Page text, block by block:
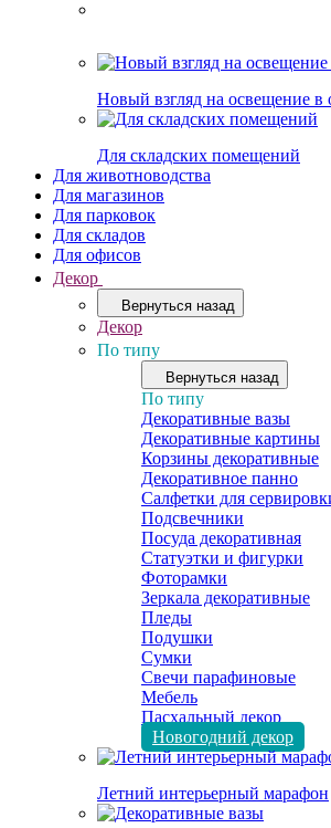
Новый взгляд на освещение в
Для складских помещений
Для животноводства
Для магазинов
Для парковок
Для складов
Для офисов
Декор
Вернуться назад
Декор
По типу
Вернуться назад
По типу
Декоративные вазы
Декоративные картины
Корзины декоративные
Декоративное панно
Салфетки для
Подсвечники
Посуда декоративная
Статуэтки и фигурки
Фоторамки
Зеркала декоративные
Пледы
Подушки
Сумки
Свечи парафиновые
Мебель
Пасхальный декор
Новогодний декор
Летний интерьерный марафон